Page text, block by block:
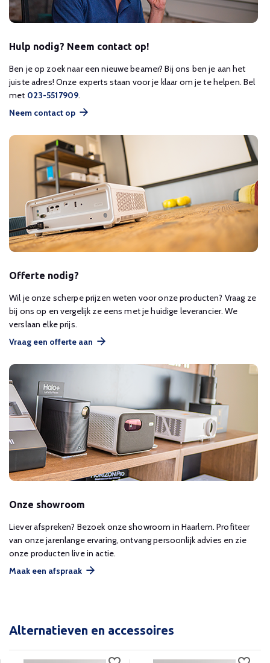
Hulp nodig? Neem contact op!
Ben je op zoek naar een nieuwe beamer? Bij ons ben je aan het
juiste adres! Onze experts staan voor je klaar om je te helpen. Bel
met 023-5517909.
Neem contact op
Offerte nodig?
Wil je onze scherpe prijzen weten voor onze producten? Vraag ze
bij ons op en vergelijk ze eens met je huidige leverancier. We
verslaan elke prijs.
Vraag een offerte aan
Onze showroom
Liever afspreken? Bezoek onze showroom in Haarlem. Profiteer
van onze jarenlange ervaring, ontvang persoonlijk advies en zie
onze producten live in actie.
Maak een afspraak
Alternatieven en accessoires